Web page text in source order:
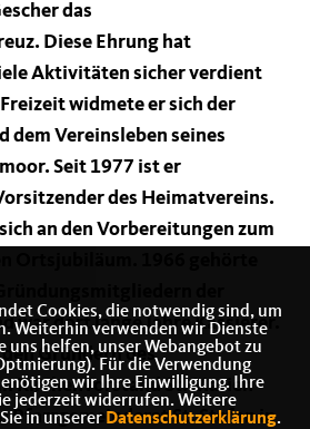
das
Diese Ehrung hat
Aktivitäten sicher verdient
widmete er sich der
dem Vereinsleben seines
Seit 1977 ist er
des Heimatvereins.
an den Vorbereitungen zum
war dort lange Jahre Kassierer.
Gründern des
Kirchenvorstand St. Marien
Pfarrgemeinderat St. Stefan in
Cookies, die notwendig sind, um
Weiterhin verwenden wir Dienste
helfen, unser Webangebot zu
Für die Verwendung
wir Ihre Einwilligung. Ihre
jederzeit widerrufen. Weitere
in unserer Datenschutzerklärung.